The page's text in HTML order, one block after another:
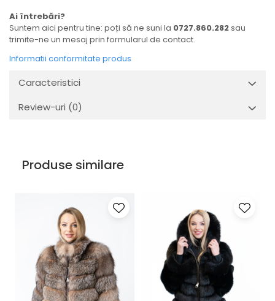
Ai întrebări?
Suntem aici pentru tine: poți să ne suni la 0727.860.282sau
trimite-ne un mesaj prin formularul de contact.
Informatii conformitate produs
Caracteristici
Review-uri (0)
Produse similare